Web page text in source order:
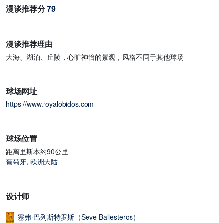
漫谈推荐分79
漫谈推荐理由
大海、湖泊、丘陵，心旷神怡的景观，风格不同于其他球场
球场网址
https://www.royalobidos.com
球场位置
距离里斯本约90公里
葡萄牙 欧洲大陆
设计师
塞弗·巴列斯特罗斯（Seve Ballesteros）